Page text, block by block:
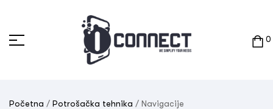
0
Početna / Potrošačka tehnika / Navigacije